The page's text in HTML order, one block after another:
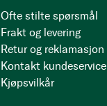
Ofte stilte spørsmål
Frakt og levering
Retur og reklamasjon
Kontakt kundeservice
Kjøpsvilkår